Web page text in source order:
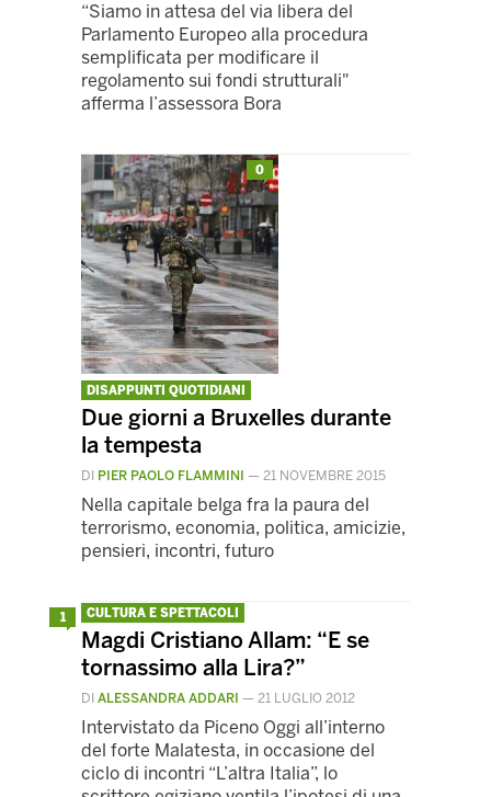
“Siamo in attesa del via libera del
Parlamento Europeo alla procedura
semplificata per modificare il
regolamento sui fondi strutturali"
afferma l’assessora Bora
0
DISAPPUNTI QUOTIDIANI
Due giorni a Bruxelles durante
la tempesta
DI PIER PAOLO FLAMMINI — 21 NOVEMBRE 2015
Nella capitale belga fra la paura del
terrorismo, economia, politica, amicizie,
pensieri, incontri, futuro
1 CULTURA E SPETTACOLI
Magdi Cristiano Allam: “E se
tornassimo alla Lira?”
DI ALESSANDRA ADDARI — 21 LUGLIO 2012
Intervistato da Piceno Oggi all’interno
del forte Malatesta, in occasione del
ciclo di incontri “L’altra Italia”, lo